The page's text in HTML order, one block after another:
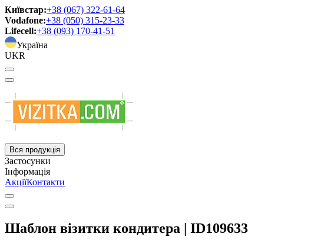
Київстар:+38 (067) 322-61-64
Vodafone:+38 (050) 315-23-33
Lifecell:+38 (093) 170-41-51
Україна
UKR
Вся продукція
Застосунки
Інформація
АкціїКонтакти
Шаблон візитки кондитера | ID109633